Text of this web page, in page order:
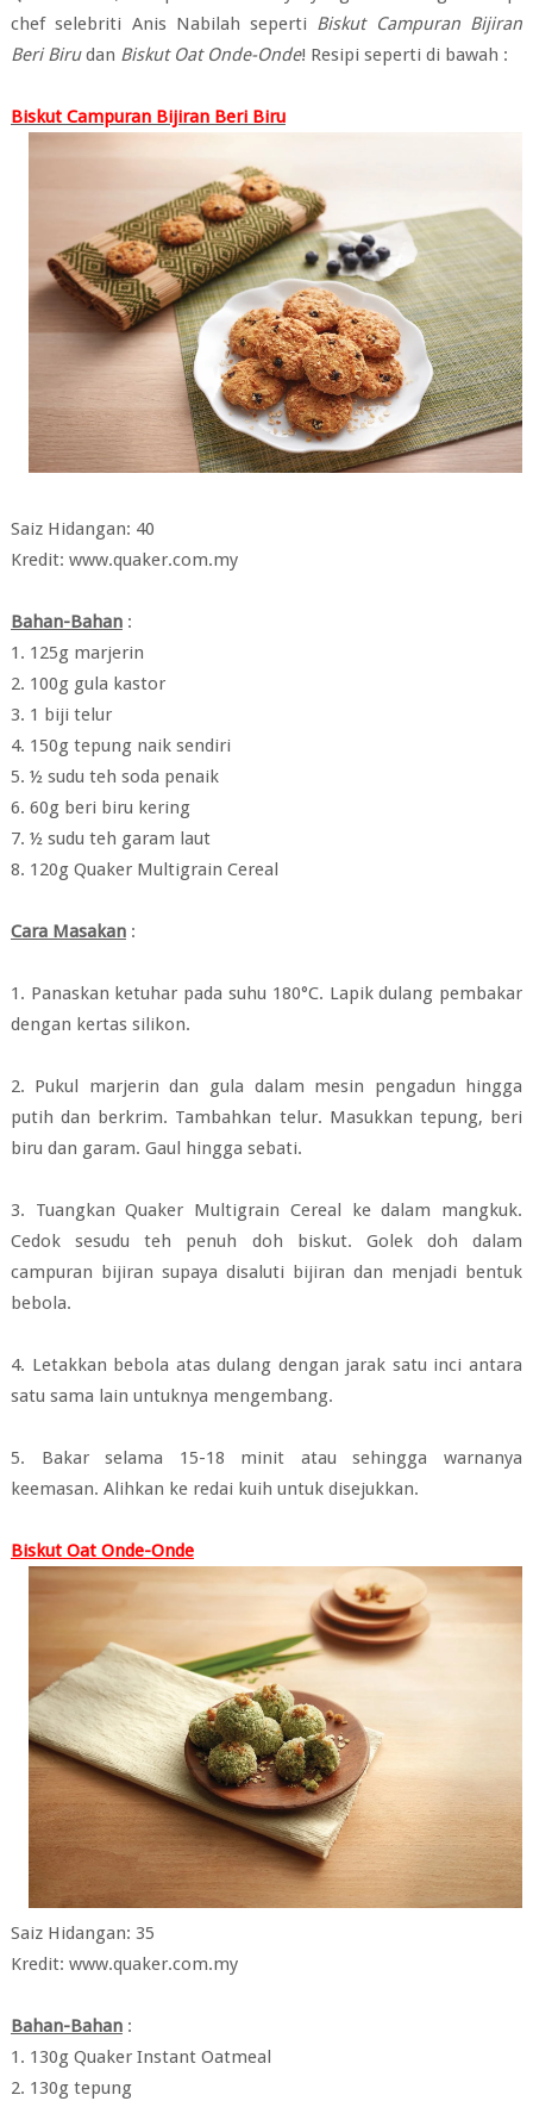
chef selebriti Anis Nabilah seperti Biskut Campuran Bijiran
Beri Birudan Biskut Oat Onde-Onde! Resipi seperti di bawah :
Biskut Campuran Bijiran Beri Biru
Saiz Hidangan: 40
Kredit: www.quaker.com.my
Bahan-Bahan:
1. 125g marjerin
2. 100g gula kastor
3. 1 biji telur
4. 150g tepung naik sendiri
5. ½ sudu teh soda penaik
6. 60g beri biru kering
7. ½ sudu teh garam laut
8. 120g Quaker Multigrain Cereal
Cara Masakan:
1. Panaskan ketuhar pada suhu 180°C. Lapik dulang pembakar
dengan kertas silikon.
2. Pukul marjerin dan gula dalam mesin pengadun hingga
putih dan berkrim. Tambahkan telur. Masukkan tepung, beri
biru dan garam. Gaul hingga sebati.
3. Tuangkan Quaker Multigrain Cereal ke dalam mangkuk.
Cedok sesudu teh penuh doh biskut. Golek doh dalam
campuran bijiran supaya disaluti bijiran dan menjadi bentuk
bebola.
4. Letakkan bebola atas dulang dengan jarak satu inci antara
satu sama lain untuknya mengembang.
5. Bakar selama 15-18 minit atau sehingga warnanya
keemasan. Alihkan ke redai kuih untuk disejukkan.
Biskut Oat Onde-Onde
Saiz Hidangan: 35
Kredit: www.quaker.com.my
Bahan-Bahan:
1. 130g Quaker Instant Oatmeal
2. 130g tepung